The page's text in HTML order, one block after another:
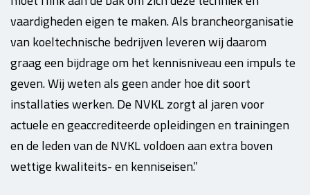
vaardigheden eigen te maken. Als brancheorganisatie
van koeltechnische bedrijven leveren wij daarom
graag een bijdrage om het kennisniveau een impuls te
geven. Wij weten als geen ander hoe dit soort
installaties werken. De NVKL zorgt al jaren voor
actuele en geaccrediteerde opleidingen en trainingen
en de leden van de NVKL voldoen aan extra boven
wettige kwaliteits- en kenniseisen.”